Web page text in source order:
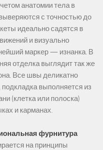
анатомии тела в
с точностью до
идеально садятся в
и визуально
маркер — изнанка. В
отделка выглядит так же
Все швы деликатно
выполняется из
(клетка или полоска)
и карманах.
фурнитура
на принципы